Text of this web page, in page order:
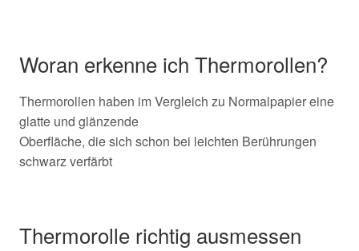
Woran erkenne ich Thermorollen?
Thermorollen haben im Vergleich zu Normalpapier eine
glatte und glänzende
Oberfläche, die sich schon bei leichten Berührungen
schwarz verfärbt
Thermorolle richtig ausmessen